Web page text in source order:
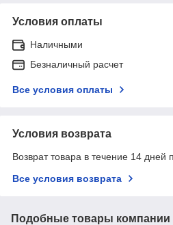
Условия оплаты
Наличными
Безналичный расчет
Все условия оплаты
Условия возврата
Возврат товара в течение 14 дней
Все условия возврата
Подобные товары компании